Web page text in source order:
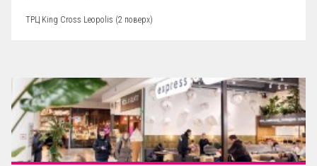
ТРЦ King Cross Leopolis (2 поверх)